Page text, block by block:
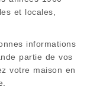
et locales,
informations
partie de vos
votre maison en